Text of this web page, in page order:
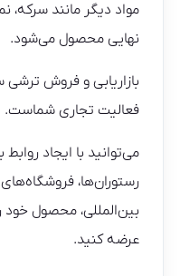
مواد دیگر مانند سرکه،
نهایی محصول می‌شود.
بازاریابی و فروش
فعالیت تجاری شماست.
می‌توانید با ایجاد
رستوران‌ها،
بین‌المللی، محصول خود
عرضه کنید.